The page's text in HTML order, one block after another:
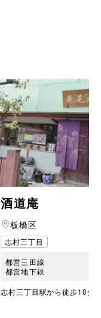
酒道庵
板橋区
志村三丁目
都営三田線
都営地下鉄
志村三丁目駅から徒歩10分